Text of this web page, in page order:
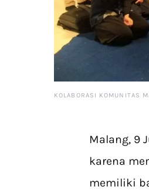
KOLABORASI KOMUNITAS
Malang, 9
karena
memiliki